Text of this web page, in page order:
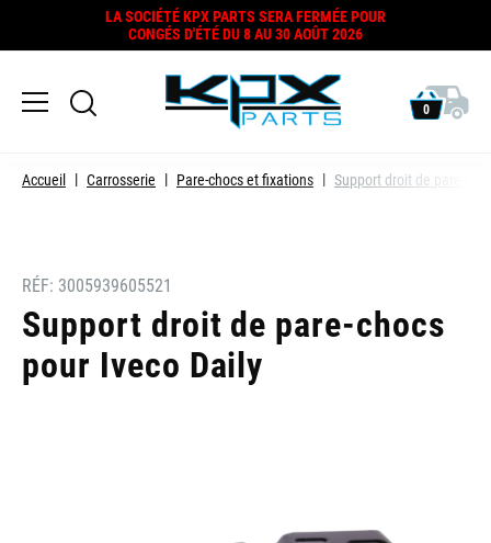
LA SOCIÉTÉ KPX PARTS SERA FERMÉE POUR
CONGÉS D'ÉTÉ DU 8 AU 30 AOÛT 2026
0
Accueil Carrosserie Pare-chocs et fixations Support droit de pare-
RÉF: 3005939605521
Support droit de pare-chocs
pour Iveco Daily